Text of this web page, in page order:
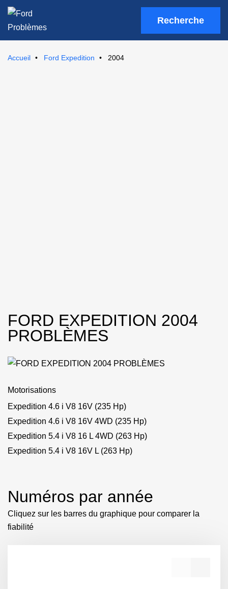
Recherche
Accueil Ford Expedition 2004
FORD EXPEDITION 2004
PROBLÈMES
Motorisations
Expedition 4.6 i V8 16V (235 Hp)
Expedition 4.6 i V8 16V 4WD (235 Hp)
Expedition 5.4 i V8 16 L 4WD (263 Hp)
Expedition 5.4 i V8 16V L (263 Hp)
Numéros par année
Cliquez sur les barres du graphique pour comparer la
fiabilité